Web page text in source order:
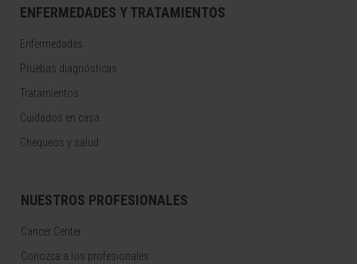
ENFERMEDADES Y TRATAMIENTOS
Enfermedades
Pruebas diagnósticas
Tratamientos
Cuidados en casa
Chequeos y salud
NUESTROS PROFESIONALES
Cancer Center
Conozca a los profesionales